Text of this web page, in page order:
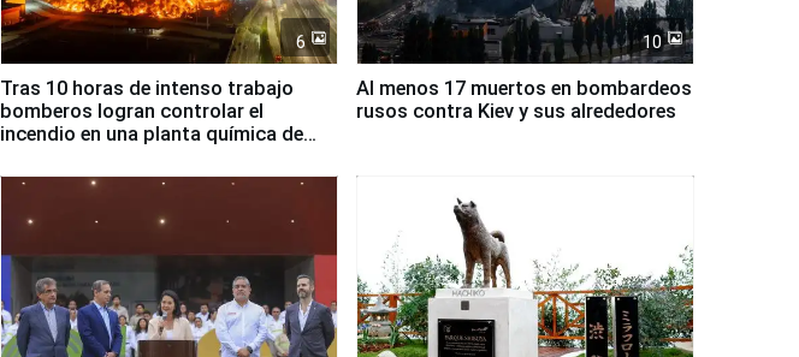
6
Tras 10 horas de intenso trabajo
bomberos logran controlar el
incendio en una planta química de
10
Al menos 17 muertos en bombardeos
rusos contra Kiev y sus alrededores